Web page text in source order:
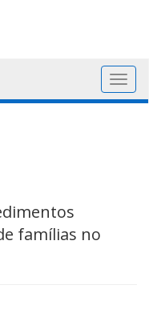
famílias no